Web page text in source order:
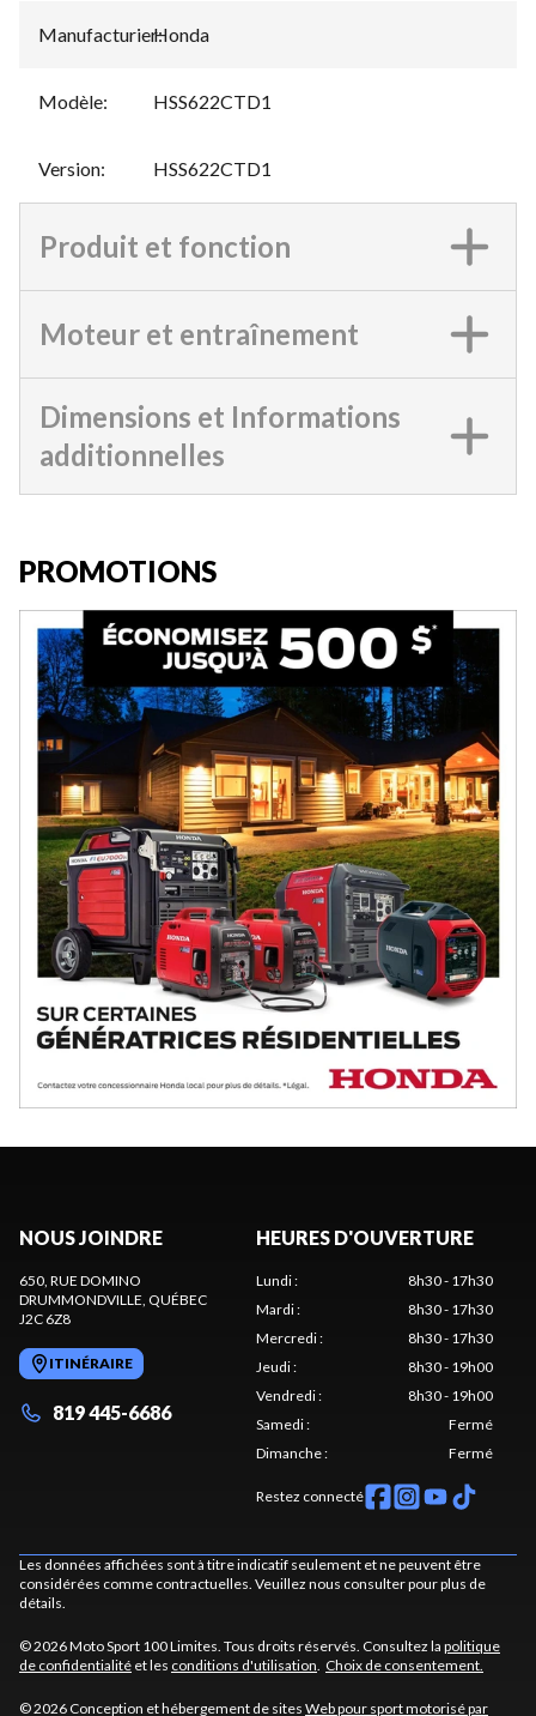
Manufacturier:
Honda
Modèle: HSS622CTD1
Version: HSS622CTD1
Produit et fonction
Moteur et entraînement
Dimensions et Informations
additionnelles
PROMOTIONS
NOUS JOINDRE
650, RUE DOMINO
DRUMMONDVILLE , QUÉBEC
J2C 6Z8
ITINÉRAIRE
819 445-6686
HEURES D'OUVERTURE
Lundi:
8h30 - 17h30
Mardi:
8h30 - 17h30
Mercredi:
8h30 - 17h30
Jeudi:
8h30 - 19h00
Vendredi:
8h30 - 19h00
Samedi:
Fermé
Dimanche: Fermé
Restez connecté
Les données affichées sont à titre indicatif seulement et ne peuvent être
considérées comme contractuelles. Veuillez nous consulter pour plus de
détails.
© 2026 Moto Sport 100 Limites. Tous droits réservés. Consultez la politique
de confidentialité et les conditions d'utilisation Choix de consentement.
© 2026 Conception et hébergement de sites Web pour sport motorisé par